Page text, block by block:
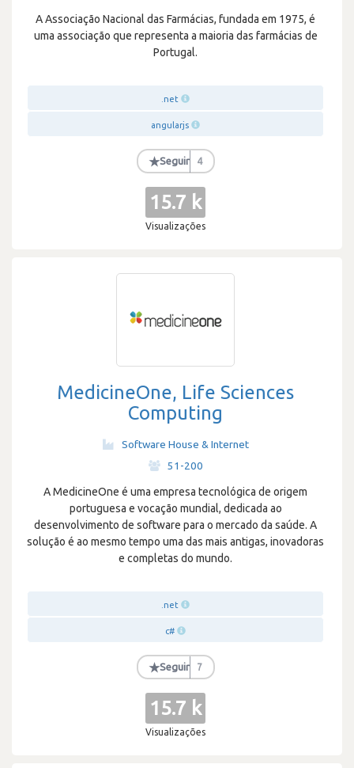
A Associação Nacional das Farmácias, fundada em 1975, é
uma associação que representa a maioria das farmácias de
Portugal.
.net
angularjs
★Seguir 4
15.7 k
Visualizações
MedicineOne, Life Sciences
Computing
Software House & Internet
51-200
A MedicineOne é uma empresa tecnológica de origem
portuguesa e vocação mundial, dedicada ao
desenvolvimento de software para o mercado da saúde. A
solução é ao mesmo tempo uma das mais antigas, inovadoras
e completas do mundo.
.net
c#
★Seguir 7
15.7 k
Visualizações